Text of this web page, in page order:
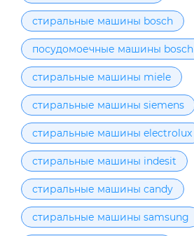
стиральные машины bosch
посудомоечные машины bosch
стиральные машины miele
стиральные машины siemens
стиральные машины electrolux
стиральные машины indesit
стиральные машины candy
стиральные машины samsung